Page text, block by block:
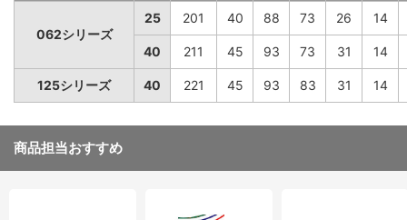
062シリーズ
25 201 40 88 73 26 14
40 211 45 93 73 31 14
125シリーズ 40 221 45 93 83 31 14
商品担当おすすめ